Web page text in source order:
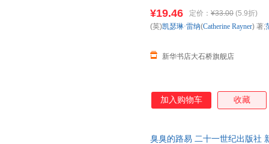
幅图里的都会配有各种知识的
都附上了名称，可以让孩子们
13284178503
¥19.46 定价： ¥33.00 (5.9折)
新华书店大石桥旗舰店
(英)凯瑟琳·雷纳(Catherine Rayner) 著;
加入购物车 收藏
臭臭的路易 二十一世纪出版社